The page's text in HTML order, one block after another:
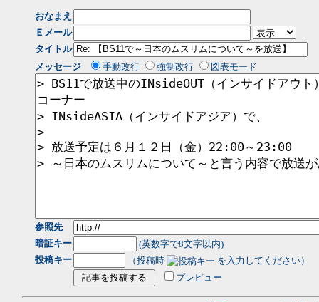
おなまえ
Ｅメール
タイトル
メッセージ
手動改行 強制改行 図表モード
参照先
暗証キー
(英数字で8文字以内)
投稿キー
（投稿時
を入力してください）
プレビュー